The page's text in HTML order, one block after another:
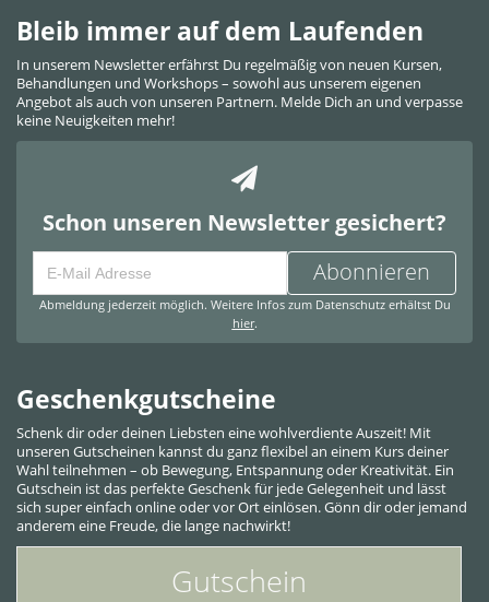
Bleib immer auf dem Laufenden
In unserem Newsletter erfährst Du regelmäßig von neuen Kursen,
Behandlungen und Workshops – sowohl aus unserem eigenen
Angebot als auch von unseren Partnern. Melde Dich an und verpasse
keine Neuigkeiten mehr!
Schon unseren Newsletter gesichert?
Abonnieren
Abmeldung jederzeit möglich. Weitere Infos zum Datenschutz erhältst Du
hier.
Geschenkgutscheine
Schenk dir oder deinen Liebsten eine wohlverdiente Auszeit! Mit
unseren Gutscheinen kannst du ganz flexibel an einem Kurs deiner
Wahl teilnehmen – ob Bewegung, Entspannung oder Kreativität. Ein
Gutschein ist das perfekte Geschenk für jede Gelegenheit und lässt
sich super einfach online oder vor Ort einlösen. Gönn dir oder jemand
anderem eine Freude, die lange nachwirkt!
Gutschein